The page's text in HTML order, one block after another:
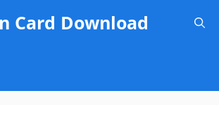
Card Download